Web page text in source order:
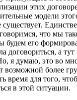
этих
модели
существует.
что мы
будем его
договориться, а тут
я думаю, это во
возможной более
время для того,
в этой ситуации.